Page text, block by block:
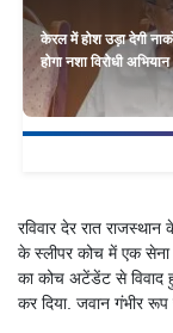
केरल में होश उड़ा देगी
होगा नशा विरोधी अभियान
रविवार देर रात
के स्लीपर कोच में एक सेना
का कोच अटेंडेंट से
कर दिया. जवान गंभीर